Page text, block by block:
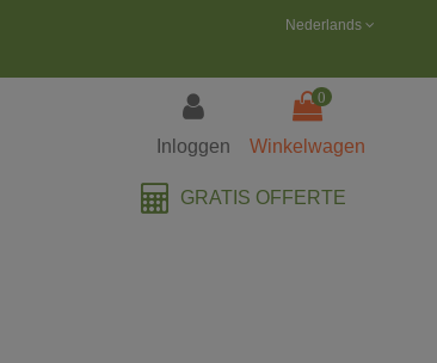
Nederlands
Inloggen
0
Winkelwagen
GRATIS OFFERTE